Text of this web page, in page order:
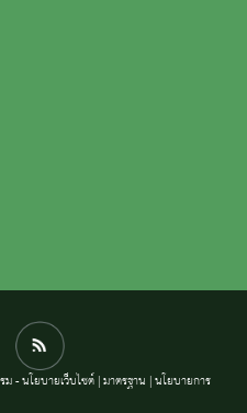
ม -นโยบายเว็บไซต์|มาตรฐาน |นโยบายการ